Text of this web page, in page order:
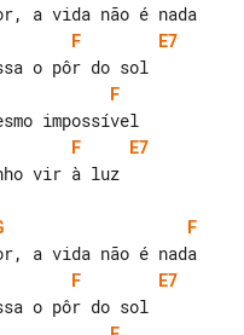
F
E7
F
F
E7
vir à luz
F
F
E7